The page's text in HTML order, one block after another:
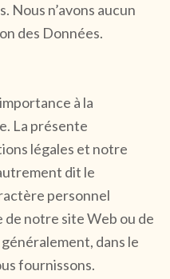
Nous n’avons aucun
des Données.
à la
La présente
légales et notre
dit le
personnel
de notre site Web ou de
dans le
fournissons.